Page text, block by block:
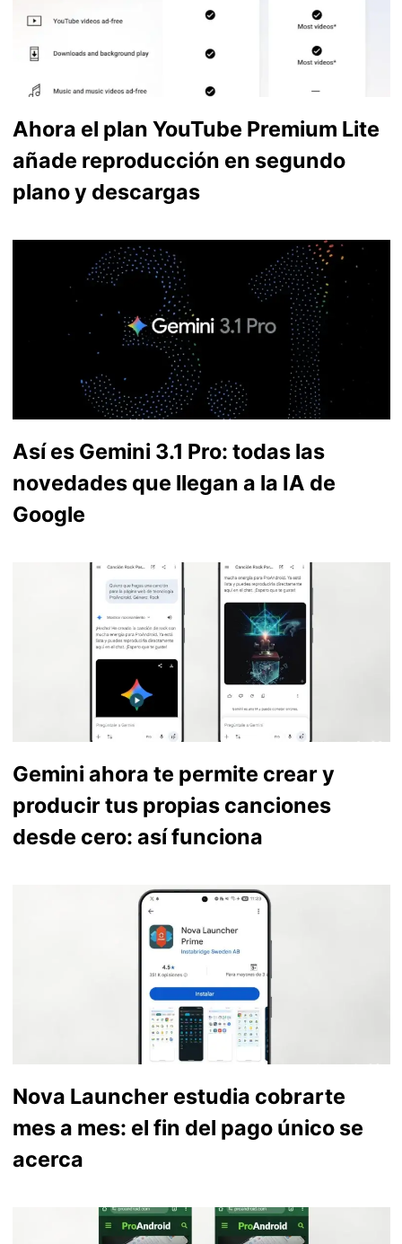
Ahora el plan YouTube Premium Lite
añade reproducción en segundo
plano y descargas
Así es Gemini 3.1 Pro: todas las
novedades que llegan a la IA de
Google
Gemini ahora te permite crear y
producir tus propias canciones
desde cero: así funciona
Nova Launcher estudia cobrarte
mes a mes: el fin del pago único se
acerca